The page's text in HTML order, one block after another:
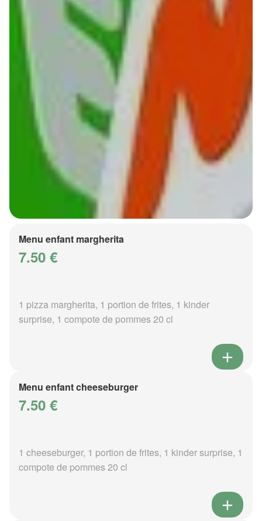
Menu enfant margherita
7.50 €
1 pizza margherita, 1 portion de frites, 1 kinder
surprise, 1 compote de pommes 20 cl
Menu enfant cheeseburger
7.50 €
1 cheeseburger, 1 portion de frites, 1 kinder surprise, 1
compote de pommes 20 cl